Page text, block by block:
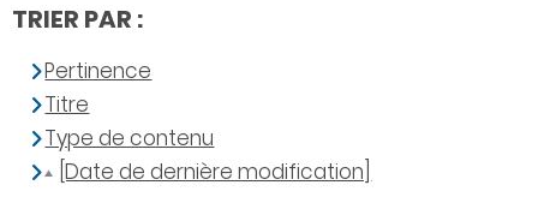
TRIER PAR :
Pertinence
Titre
Type de contenu
[Date de dernière modification]